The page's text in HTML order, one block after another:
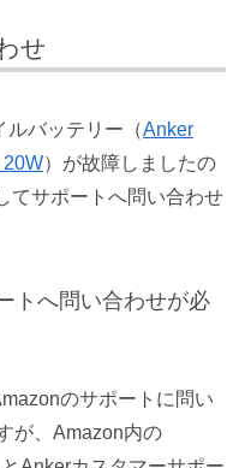
せ
ルバッテリー（Anker
）が故障しましたの
てサポートへ問い合わせ
トへ問い合わせが必
のサポートに問い
が、Amazon内の